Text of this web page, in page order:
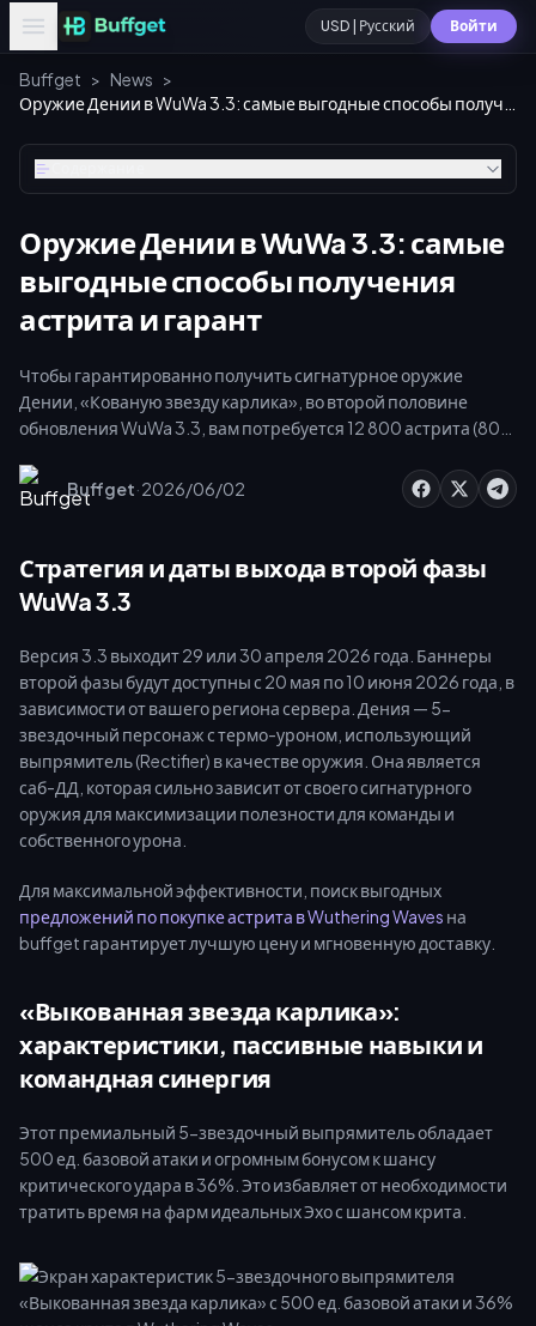
USD | Русский Войти
Buffget > News >
Оружие Дении в WuWa 3.3: самые
выгодные способы получения
астрита и гарант
Чтобы гарантированно получить сигнатурное оружие
Дении, «Кованую звезду карлика», во второй половине
обновления WuWa 3.3, вам потребуется 12 800 астрита (80
$4.99, которая дает 3000 астрита по цене всего $0.27 за
крутку. В сочетании с 17 бесплатными приливами ковки и 12
3.3, вы сможете свести реальные затраты к минимуму.
Давайте разберем точные расчеты, маршруты фарма и
стратегии пополнения.
Buffget·2026/06/02
Стратегия и даты выхода второй фазы
WuWa 3.3
Версия 3.3 выходит 29 или 30 апреля 2026 года. Баннеры
второй фазы будут доступны с 20 мая по 10 июня 2026 года, в
зависимости от вашего региона сервера. Дения — 5-
звездочный персонаж с термо-уроном, использующий
выпрямитель (Rectifier) в качестве оружия. Она является
саб-ДД, которая сильно зависит от своего сигнатурного
оружия для максимизации полезности для команды и
собственного урона.
Для максимальной эффективности, поиск выгодных
предложений по покупке астрита в Wuthering Waves на
buffget гарантирует лучшую цену и мгновенную доставку.
«Выкованная звезда карлика»:
характеристики, пассивные навыки и
командная синергия
Этот премиальный 5-звездочный выпрямитель обладает
500 ед. базовой атаки и огромным бонусом к шансу
критического удара в 36%. Это избавляет от необходимости
тратить время на фарм идеальных Эхо с шансом крита.